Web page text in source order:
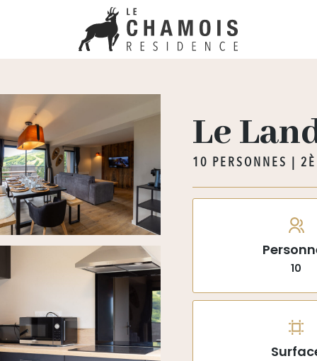
Le
10 PERSONNES |
10